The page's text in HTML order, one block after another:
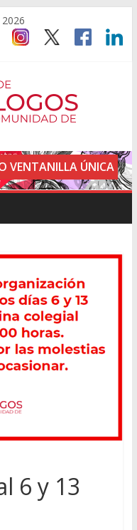
VENTANILLA ÚNICA
6 y 13